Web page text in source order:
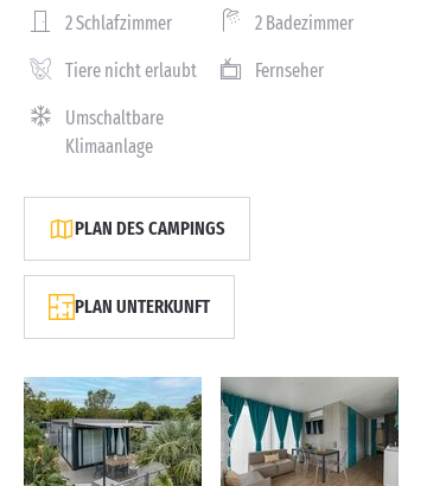
2 Schlafzimmer 2 Badezimmer
Tiere nicht erlaubt Fernseher
Umschaltbare
Klimaanlage
PLAN DES CAMPINGS
PLAN UNTERKUNFT